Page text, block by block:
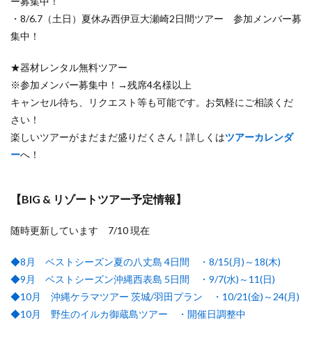
・8/6.7（土日）夏休み西伊豆大瀬崎2日間ツアー 参加メンバー募
集中！
★器材レンタル無料ツアー
※参加メンバー募集中！→残席4名様以上
キャンセル待ち、リクエスト等も可能です。お気軽にご相談くだ
さい！
楽しいツアーがまだまだ盛りだくさん！詳しくはツアーカレンダ
ーへ！
【BIG & リゾートツアー予定情報】
随時更新しています 7/10 現在
◆8月 ベストシーズン夏の八丈島 4日間 ・8/15(月)～18(木)
◆9月 ベストシーズン沖縄西表島 5日間 ・9/7(水)～11(日)
◆10月 沖縄ケラマツアー 茨城/羽田プラン ・10/21(金)～24(月)
◆10月 野生のイルカ御蔵島ツアー ・開催日調整中